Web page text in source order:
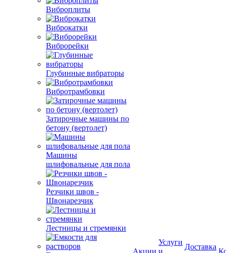
Виброплиты
Виброкатки
Виброрейки
Глубинные вибраторы
Вибротрамбовки
Затирочные машины по
бетону (вертолет)
Машины
шлифовальные для пола
Резчики швов -
Швонарезчик
Лестницы и стремянки
Акции
Услуги
и
Доставка